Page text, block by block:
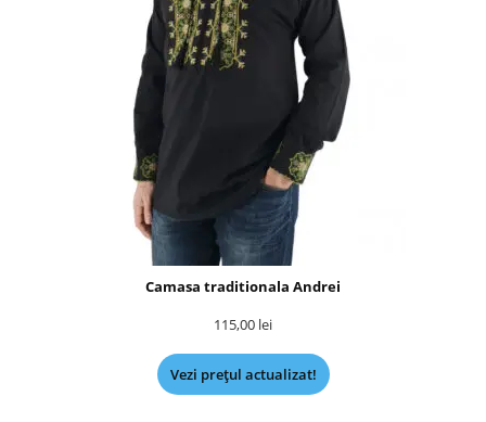
Camasa traditionala Andrei
115,00 lei
Vezi prețul actualizat!